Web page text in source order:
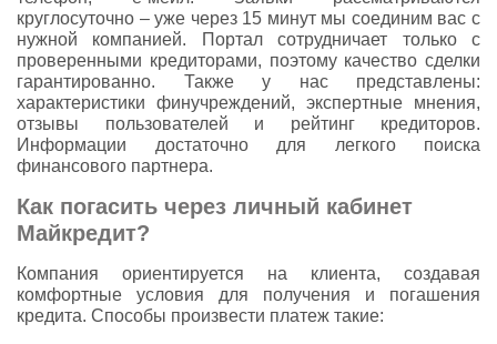
круглосуточно – уже через 15 минут мы соединим вас с
нужной компанией. Портал сотрудничает только с
проверенными кредиторами, поэтому качество сделки
гарантированно. Также у нас представлены:
характеристики финучреждений, экспертные мнения,
отзывы пользователей и рейтинг кредиторов.
Информации достаточно для легкого поиска
финансового партнера.
Как погасить через личный кабинет
Майкредит?
Компания ориентируется на клиента, создавая
комфортные условия для получения и погашения
кредита. Способы произвести платеж такие: